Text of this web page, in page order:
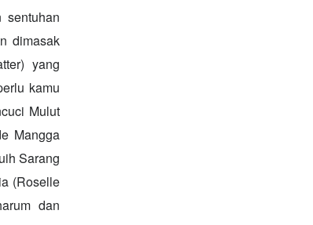
sentuhan
dimasak
yang
kamu
Mulut
Mangga
Sarang
(Roselle
dan